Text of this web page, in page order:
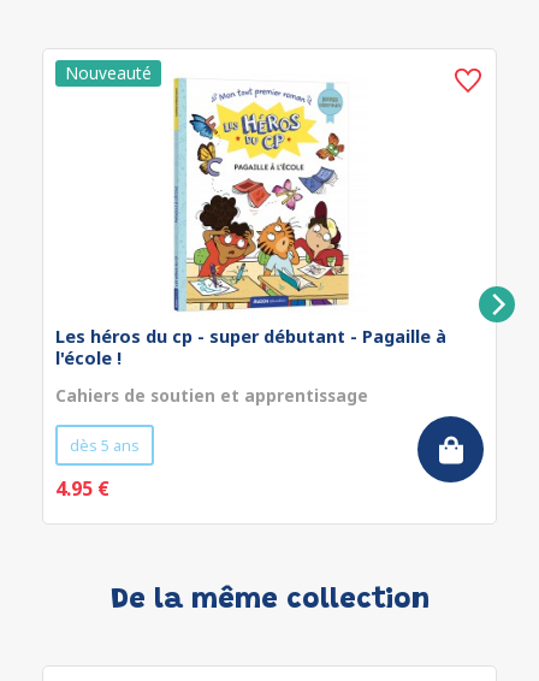
Les héros du cp - super débutant - Pagaille à
l'école !
Cahiers de soutien et apprentissage
dès 5 ans
4.95 €
De la même collection